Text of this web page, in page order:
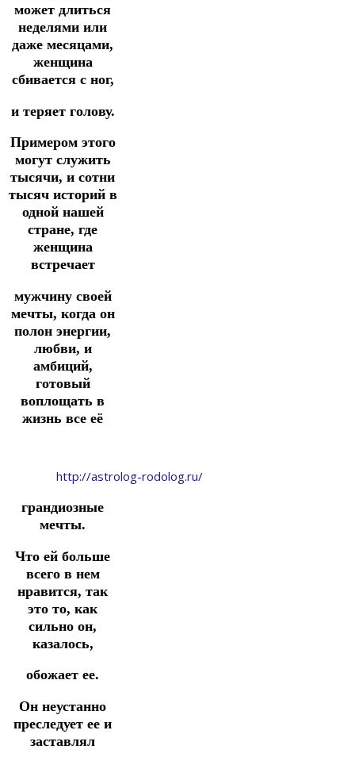
может длиться
неделями или
даже месяцами,
женщина
сбивается с ног,
и теряет голову.
Примером этого
могут служить
тысячи, и сотни
тысяч историй в
одной нашей
стране, где
женщина
встречает
мужчину своей
мечты, когда он
полон энергии,
любви, и
амбиций,
готовый
воплощать в
жизнь все её
http://astrolog-rodolog.ru/
грандиозные
мечты.
Что ей больше
всего в нем
нравится, так
это то, как
сильно он,
казалось,
обожает ее.
Он неустанно
преследует ее и
заставлял